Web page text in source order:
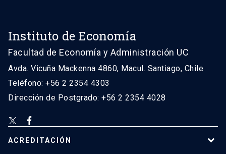
Instituto de Economía
Facultad de Economía y Administración UC
Avda. Vicuña Mackenna 4860, Macul. Santiago, Chile
Teléfono: +56 2 2354 4303
Dirección de Postgrado: +56 2 2354 4028
ACREDITACIÓN